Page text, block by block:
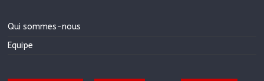
Qui sommes-nous
Equipe